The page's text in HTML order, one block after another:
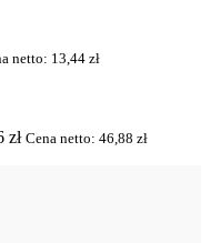
netto: 13,44 zł
zł Cena netto: 46,88 zł